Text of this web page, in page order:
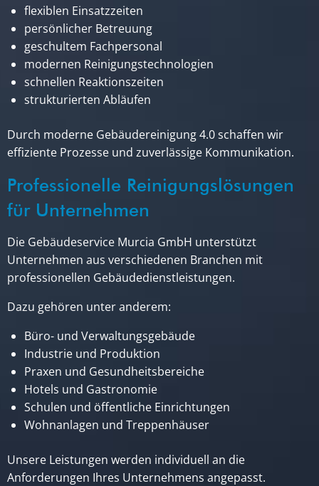
flexiblen Einsatzzeiten
persönlicher Betreuung
geschultem Fachpersonal
modernen Reinigungstechnologien
schnellen Reaktionszeiten
strukturierten Abläufen
Durch moderne Gebäudereinigung 4.0 schaffen wir
effiziente Prozesse und zuverlässige Kommunikation.
Professionelle Reinigungslösungen
für Unternehmen
Die Gebäudeservice Murcia GmbH unterstützt
Unternehmen aus verschiedenen Branchen mit
professionellen Gebäudedienstleistungen.
Dazu gehören unter anderem:
Büro- und Verwaltungsgebäude
Industrie und Produktion
Praxen und Gesundheitsbereiche
Hotels und Gastronomie
Schulen und öffentliche Einrichtungen
Wohnanlagen und Treppenhäuser
Unsere Leistungen werden individuell an die
Anforderungen Ihres Unternehmens angepasst.